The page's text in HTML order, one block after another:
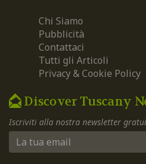
Chi Siamo
Pubblicità
Contattaci
Tutti gli Articoli
Privacy & Cookie Policy
Discover Tuscany
Iscriviti alla nostra newsletter